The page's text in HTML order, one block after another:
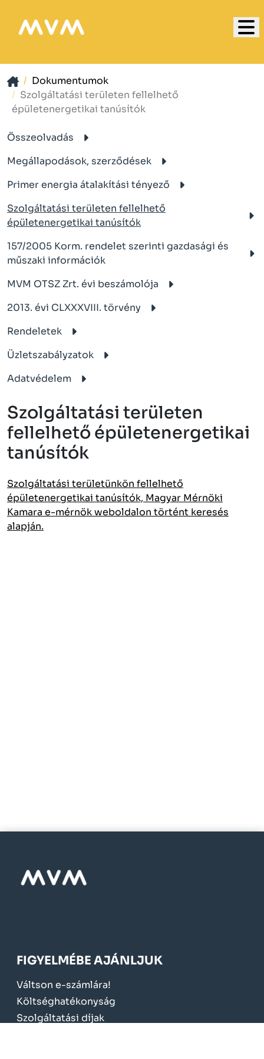
Dokumentumok
Szolgáltatási területen fellelhető
épületenergetikai tanúsítók
Összeolvadás
Megállapodások, szerződések
Primer energia átalakítási tényező
Szolgáltatási területen fellelhető
épületenergetikai tanúsítók
157/2005 Korm. rendelet szerinti gazdasági és
műszaki információk
MVM OTSZ Zrt. évi beszámolója
2013. évi CLXXXVIII. törvény
Rendeletek
Üzletszabályzatok
Adatvédelem
Szolgáltatási területen
fellelhető épületenergetikai
tanúsítók
Szolgáltatási területünkön fellelhető
épületenergetikai tanúsítók, Magyar Mérnöki
Kamara e-mérnök weboldalon történt keresés
alapján.
FIGYELMÉBE AJÁNLJUK
Váltson e-számlára!
Költséghatékonyság
Szolgáltatási díjak